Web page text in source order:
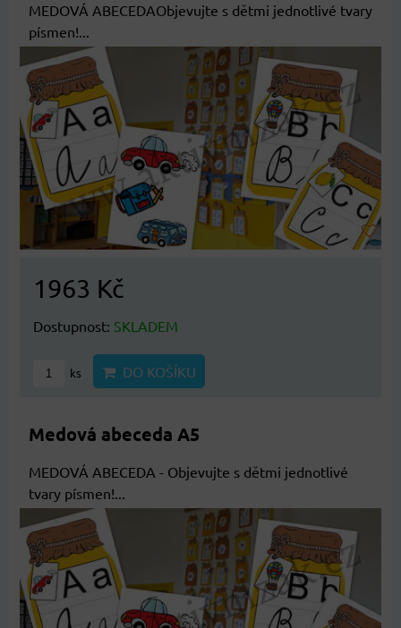
MEDOVÁ ABECEDAObjevujte s dětmi jednotlivé tvary
písmen!...
1963 Kč
Dostupnost: SKLADEM
ks DO KOŠÍKU
Medová abeceda A5
MEDOVÁ ABECEDA - Objevujte s dětmi jednotlivé
tvary písmen!...